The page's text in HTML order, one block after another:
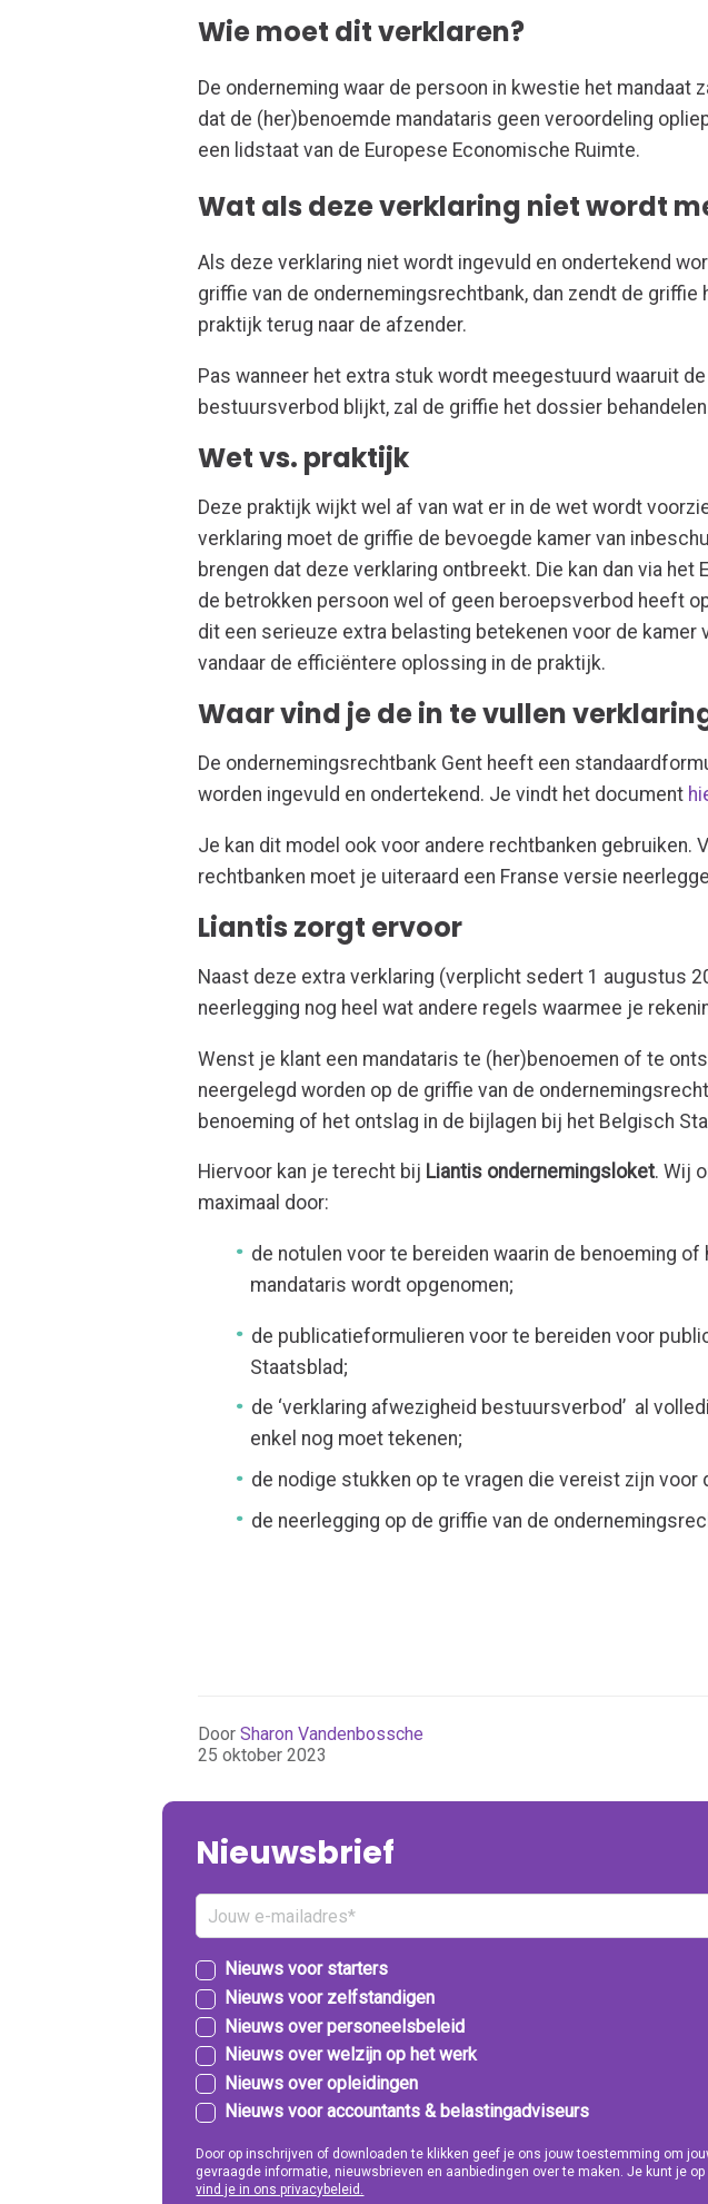
Wie moet dit verklaren?
De onderneming waar de persoon in kwestie het mandaat
dat de (her)benoemde mandataris geen veroordeling
een lidstaat van de Europese Economische Ruimte.
Wat als deze verklaring niet wordt
Als deze verklaring niet wordt ingevuld en ondertekend
griffie van de ondernemingsrechtbank, dan zendt de
praktijk terug naar de afzender.
Pas wanneer het extra stuk wordt meegestuurd waaruit
bestuursverbod blijkt, zal de griffie het dossier
Wet vs. praktijk
Deze praktijk wijkt wel af van wat er in de wet wordt
verklaring moet de griffie de bevoegde kamer van
brengen dat deze verklaring ontbreekt. Die kan dan via het
de betrokken persoon wel of geen beroepsverbod heeft
dit een serieuze extra belasting betekenen voor de kamer
vandaar de efficiëntere oplossing in de praktijk.
Waar vind je de in te vullen
De ondernemingsrechtbank Gent heeft een
worden ingevuld en ondertekend. Je vindt het document
Je kan dit model ook voor andere rechtbanken gebruiken.
rechtbanken moet je uiteraard een Franse versie
Liantis zorgt ervoor
Naast deze extra verklaring (verplicht sedert 1 augustus
neerlegging nog heel wat andere regels waarmee je
Wenst je klant een mandataris te (her)benoemen of te
neergelegd worden op de griffie van de
benoeming of het ontslag in de bijlagen bij het Belgisch
Hiervoor kan je terecht bij Liantis ondernemingsloket. Wij
maximaal door:
de notulen voor te bereiden waarin de benoeming of
mandataris wordt opgenomen;
de publicatieformulieren voor te bereiden voor
Staatsblad;
de ‘verklaring afwezigheid bestuursverbod’ al
enkel nog moet tekenen;
de nodige stukken op te vragen die vereist zijn voor
de neerlegging op de griffie van de
DoorSharon Vandenbossche
25 oktober 2023
Nieuwsbrief
Nieuws voor starters
Nieuws voor zelfstandigen
Nieuws over personeelsbeleid
Nieuws over welzijn op het werk
Nieuws over opleidingen
Nieuws voor accountants & belastingadviseurs
Door op inschrijven of downloaden te klikken geef je ons jouw toestemming om
gevraagde informatie, nieuwsbrieven en aanbiedingen over te maken. Je kunt je
vind je in ons privacybeleid.